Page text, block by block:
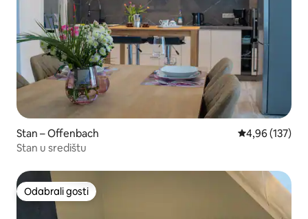
Stan – Offenbach Prosječna
4,96 (137)
Stan u središtu
Odabrali gosti
Odabrali gosti